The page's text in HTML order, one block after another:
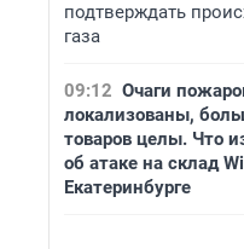
подтверждать
газа
09:12 Очаги
локализованы,
товаров целы. Что
об атаке на склад
Екатеринбурге